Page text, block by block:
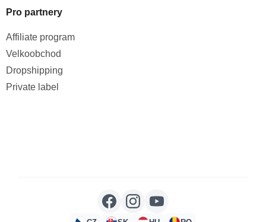
Pro partnery
Affiliate program
Velkoobchod
Dropshipping
Private label